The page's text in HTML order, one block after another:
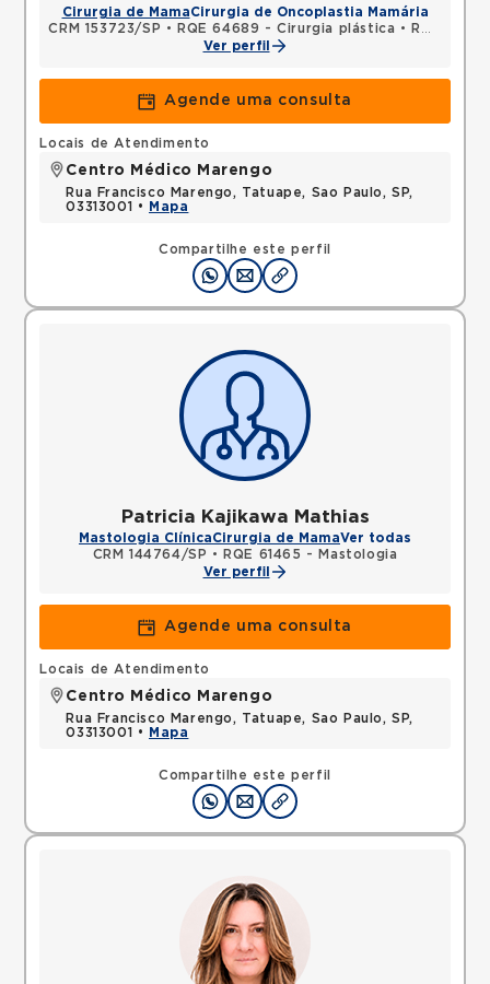
Cirurgia de MamaCirurgia de Oncoplastia Mamária
CRM 153723/SP • RQE 64689 - Cirurgia plástica •
RQE 132726 - Cirurgia geral
Ver perfil
Agende uma consulta
Compartilhe este perfil
Locais de Atendimento
Centro Médico Marengo
Rua Francisco Marengo, Tatuape, Sao Paulo, SP,
03313001 •
Mapa
Patricia Kajikawa Mathias
Mastologia ClínicaCirurgia de MamaVer todas
CRM 144764/SP •
RQE 61465 - Mastologia
Ver perfil
Agende uma consulta
Compartilhe este perfil
Locais de Atendimento
Centro Médico Marengo
Rua Francisco Marengo, Tatuape, Sao Paulo, SP,
03313001 •
Mapa